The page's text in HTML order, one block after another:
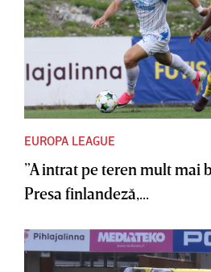
EUROPA LEAGUE
”A intrat pe teren mult mai
Presa finlandeză,...